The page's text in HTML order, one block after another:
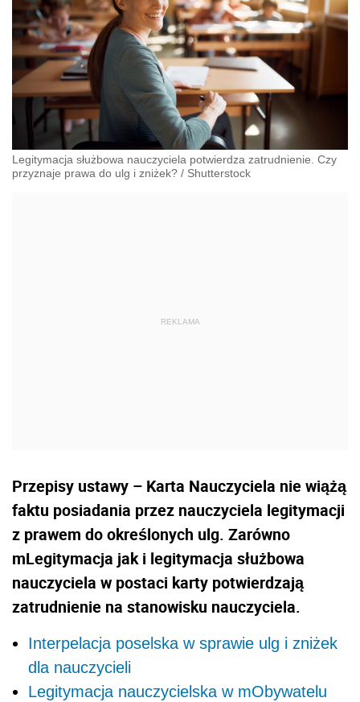
Legitymacja służbowa nauczyciela potwierdza zatrudnienie. Czy
przyznaje prawa do ulg i zniżek? / Shutterstock
Przepisy ustawy – Karta Nauczyciela nie wiążą
faktu posiadania przez nauczyciela legitymacji
z prawem do określonych ulg. Zarówno
mLegitymacja jak i legitymacja służbowa
nauczyciela w postaci karty potwierdzają
zatrudnienie na stanowisku nauczyciela.
Interpelacja poselska w sprawie ulg i zniżek
dla nauczycieli
Legitymacja nauczycielska w mObywatelu